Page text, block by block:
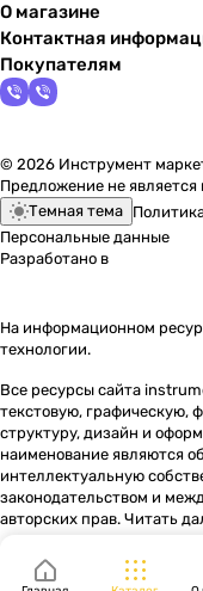
О магазине
Контактная
Покупателям
© 2026 Инструмент
Предложение не
Темная тема
Персональные данные
Разработано в
На информационном
технологии.
Все ресурсы сайта
текстовую, графическую,
структуру, дизайн и
наименование являются
интеллектуальную
законодательством и
авторских прав. Читать